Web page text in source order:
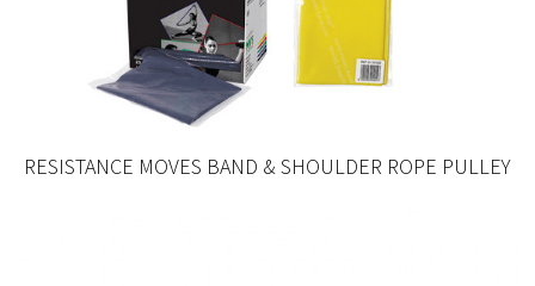
RESISTANCE MOVES BAND & SHOULDER ROPE PULLEY